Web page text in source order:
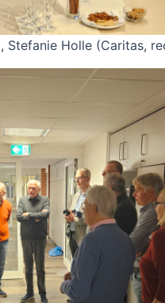
Stefanie Holle (Caritas,